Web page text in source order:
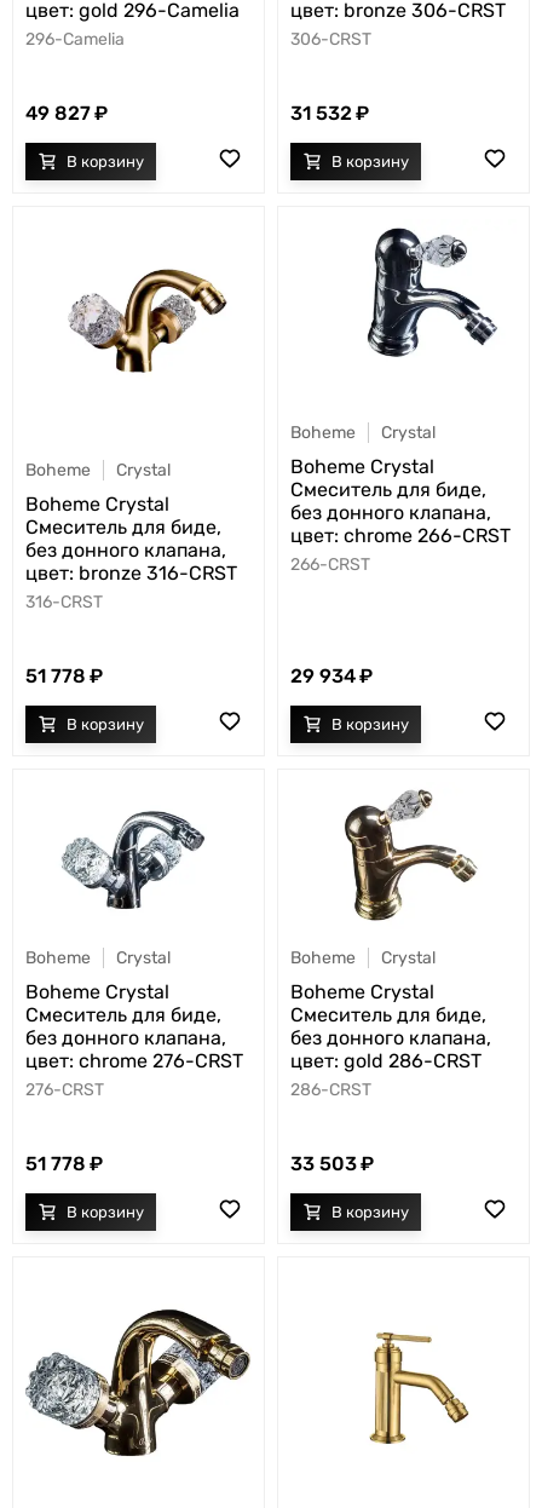
цвет: gold 296-Camelia
296-Camelia
49 827
цвет: bronze 306-CRST
306-CRST
31 532
Boheme Crystal
Boheme Crystal
Смеситель для биде,
без донного клапана,
цвет: bronze 316-CRST
316-CRST
51 778
Boheme Crystal
Boheme Crystal
Смеситель для биде,
без донного клапана,
цвет: chrome 266-CRST
266-CRST
29 934
Boheme Crystal
Boheme Crystal
Смеситель для биде,
без донного клапана,
цвет: chrome 276-CRST
276-CRST
51 778
Boheme Crystal
Boheme Crystal
Смеситель для биде,
без донного клапана,
цвет: gold 286-CRST
286-CRST
33 503